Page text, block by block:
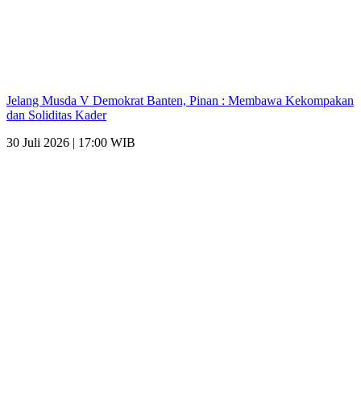
Jelang Musda V Demokrat Banten, Pinan : Membawa Kekompakan
dan Soliditas Kader
30 Juli 2026 | 17:00 WIB